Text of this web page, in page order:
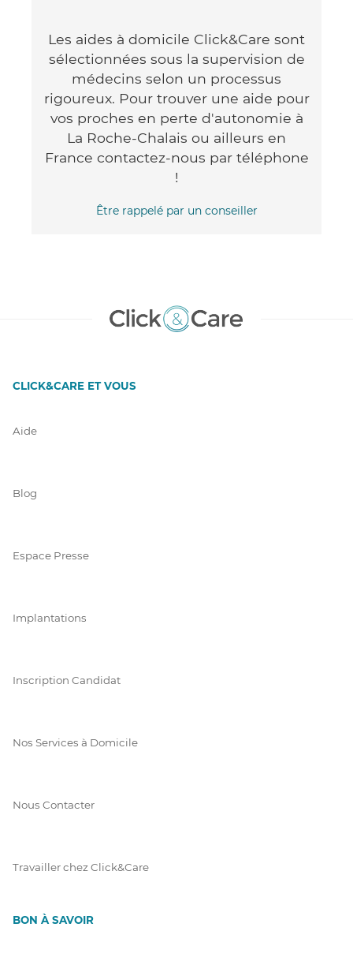
Les aides à domicile Click&Care sont
sélectionnées sous la supervision de
médecins selon un processus
rigoureux. Pour trouver une aide pour
vos proches en perte d'autonomie à
La Roche-Chalais ou ailleurs en
France contactez-nous par téléphone
!
Être rappelé par un conseiller
CLICK&CARE ET VOUS
Aide
Blog
Espace Presse
Implantations
Inscription Candidat
Nos Services à Domicile
Nous Contacter
Travailler chez Click&Care
BON À SAVOIR